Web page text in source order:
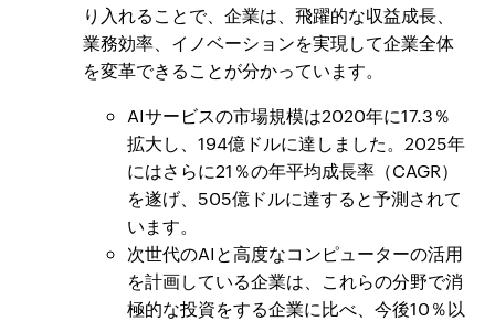
り入れることで、企業は、飛躍的な収益成長、
業務効率、イノベーションを実現して企業全体
を変革できることが分かっています。
AIサービスの市場規模は2020年に17.3％
拡大し、194億ドルに達しました。2025年
にはさらに21％の年平均成長率（CAGR）
を遂げ、505億ドルに達すると予測されて
います。
次世代のAIと高度なコンピューターの活用
を計画している企業は、これらの分野で消
極的な投資をする企業に比べ、今後10％以